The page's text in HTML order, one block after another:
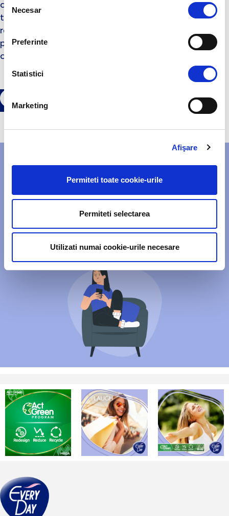
consimțământului
Necesar
Preferinte
Statistici
Marketing
Afişare
Permiteti toate cookie-urile
Permiteti selectarea
Utilizati numai cookie-urile necesare
certificarea
, obtinuta ca urmare a
testarii de catre institute dermatologice cu
recunoastere internationala din Franta si Germania,
precum si de Certificarea
OEKO-TEX® STANDARD 100
care atesta lipsa substantelor periculoase.
URMARESTE DATELE CICLULUI
MENSTRUAL